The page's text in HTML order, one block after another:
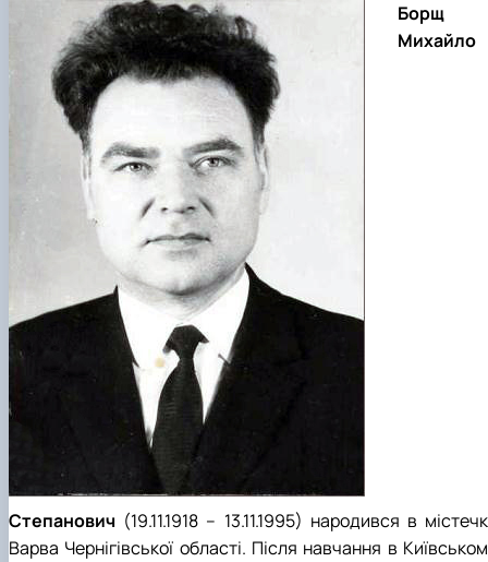
Борщ
Михайло
Степанович (19.11.1918 – 13.11.1995) народився в
Варва Чернігівської області. Після навчання в